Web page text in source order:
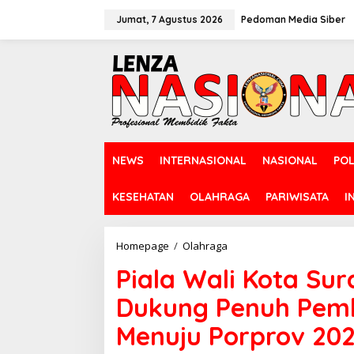
Jumat, 7 Agustus 2026 Pedoman Media Siber
NEWS INTERNASIONAL NASIONAL
KESEHATAN OLAHRAGA PARIWISATA
Homepage / Olahraga
a
a
W
a
l
Piala Wali Kota
Dukung Penuh
Menuju Porprov